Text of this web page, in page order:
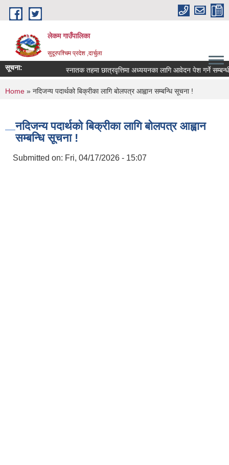
Skip to main content
लेकम गाउँपालिका
सुदूरपश्चिम प्रदेश ,दार्चुला
सूचना: स्नातक तहमा छात्रवृत्तिमा अध्ययनका लागि आवेदन पेश गर्ने सम्बन्धी
You are here
Home » नदिजन्य पदार्थको बिक्रीका लागि बोलपत्र आह्वान सम्बन्धि सूचना !
नदिजन्य पदार्थको बिक्रीका लागि बोलपत्र आह्वान
सम्बन्धि सूचना !
Submitted on: Fri, 04/17/2026 - 15:07